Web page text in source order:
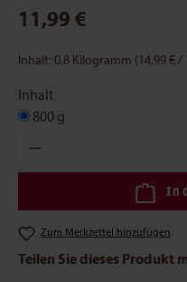
11,99 €
Inhalt: 0.8 Kilogramm (14,99 €
Inhalt
800 g
Produkt Anzahl: Gib den
In
Zum Merkzettel hinzufügen
Teilen Sie dieses Produkt